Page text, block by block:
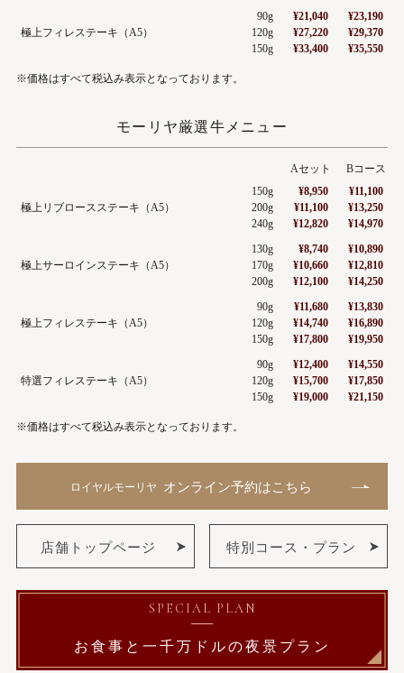
極上フィレステーキ（A5）
90g
120g
150g
¥21,040
¥27,220
¥33,400
¥23,190
¥29,370
¥35,550
※価格はすべて税込み表示となっております。
モーリヤ厳選牛メニュー
Aセット Bコース
極上リブロースステーキ（A5）
150g
200g
240g
¥8,950
¥11,100
¥12,820
¥11,100
¥13,250
¥14,970
極上サーロインステーキ（A5）
130g
170g
200g
¥8,740
¥10,660
¥12,100
¥10,890
¥12,810
¥14,250
極上フィレステーキ（A5）
90g
120g
150g
¥11,680
¥14,740
¥17,800
¥13,830
¥16,890
¥19,950
特選フィレステーキ（A5）
90g
120g
150g
¥12,400
¥15,700
¥19,000
¥14,550
¥17,850
¥21,150
※価格はすべて税込み表示となっております。
ロイヤルモーリヤ オンライン予約はこちら
店舗トップページ 特別コース・プラン
SPECIAL PLAN
お食事と一千万ドルの夜景プラン